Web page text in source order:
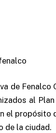
de Fenalco
al
el propósito
de la ciudad.